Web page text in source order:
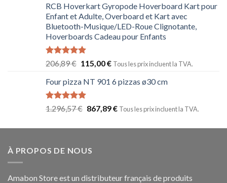
RCB Hoverkart Gyropode Hoverboard Kart pour
Enfant et Adulte, Overboard et Kart avec
Bluetooth-Musique/LED-Roue Clignotante,
Hoverboards Cadeau pour Enfants
Note5.00
sur 5
206,89€ 115,00€ Tous les prix incluent la TVA.
Four pizza NT 901 6 pizzas ø30 cm
Note 5.00
1.296,57€ 867,89€ Tous les prix incluent la TVA.
À PROPOS DE NOUS
Amabon Store est un distributeur français de produits